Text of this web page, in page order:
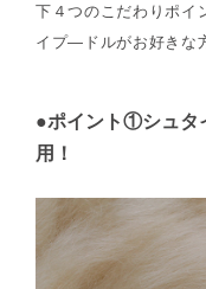
下４つのこだわりポイ
イプ―ドルがお好きな
●ポイント①シュタ
用！